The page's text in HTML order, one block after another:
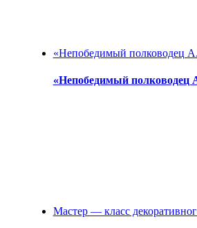
«Непобедимый полководец
«Непобедимый полководец
Мастер — класс